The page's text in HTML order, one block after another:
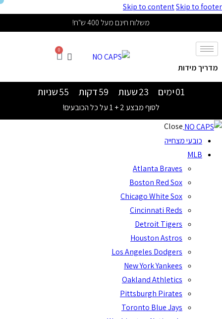
Skip to contentSkip to footer
משלוח חינם מעל 400 ש"ח!
מדריך מידות
0
01ימים 23שעות 59דקות 54שניות
לסוף מבצע 2 + 1 על כל הכובעים!
Close
כובעי מצחייה
MLB
Atlanta Braves
Boston Red Sox
Chicago White Sox
Cincinnati Reds
Detroit Tigers
Houston Astros
Los Angeles Dodgers
New York Yankees
Oakland Athletics
Pittsburgh Pirates
Toronto Blue Jays